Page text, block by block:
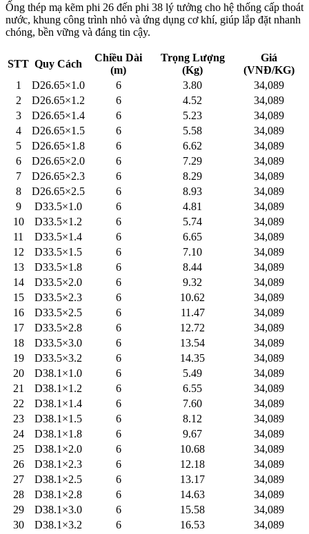
Ống thép mạ kẽm phi 26 đến phi 38 lý tưởng cho hệ thống cấp thoát
nước, khung công trình nhỏ và ứng dụng cơ khí, giúp lắp đặt nhanh
chóng, bền vững và đáng tin cậy.
STT Quy Cách
Chiều Dài
(m)
Trọng Lượng
(Kg)
Giá
(VNĐ/KG)
1
D26.65×1.0 6 3.80
34,089
2
D26.65×1.2 6 4.52
34,089
3
D26.65×1.4 6 5.23
34,089
4
D26.65×1.5 6 5.58
34,089
5
D26.65×1.8 6 6.62
34,089
6
D26.65×2.0 6 7.29
34,089
7
D26.65×2.3 6 8.29
34,089
8
D26.65×2.5 6 8.93
34,089
9
D33.5×1.0 6 4.81
34,089
10
D33.5×1.2 6 5.74
34,089
11
D33.5×1.4 6 6.65
34,089
12
D33.5×1.5 6 7.10
34,089
13
D33.5×1.8 6 8.44
34,089
14
D33.5×2.0 6 9.32
34,089
15
D33.5×2.3 6 10.62
34,089
16
D33.5×2.5 6 11.47
34,089
17
D33.5×2.8 6 12.72
34,089
18
D33.5×3.0 6 13.54
34,089
19
D33.5×3.2 6 14.35
34,089
20
D38.1×1.0 6 5.49
34,089
21
D38.1×1.2 6 6.55
34,089
22
D38.1×1.4 6 7.60
34,089
23
D38.1×1.5 6 8.12
34,089
24
D38.1×1.8 6 9.67
34,089
25
D38.1×2.0 6 10.68
34,089
26
D38.1×2.3 6 12.18
34,089
27
D38.1×2.5 6 13.17
34,089
28
D38.1×2.8 6 14.63
34,089
29
D38.1×3.0 6 15.58
34,089
30
D38.1×3.2 6 16.53 34,089